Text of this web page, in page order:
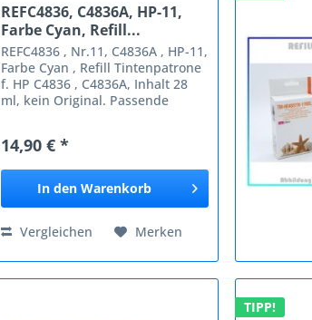
REFC4836, C4836A, HP-11,
Farbe Cyan, Refill...
REFC4836 , Nr.11, C4836A , HP-11,
Farbe Cyan , Refill Tintenpatrone
f. HP C4836 , C4836A, Inhalt 28
ml, kein Original. Passende
InkJet 1100 D Business InkJet
1100 DTN Business...
14,90 € *
In den Warenkorb
Vergleichen Merken
TIPP!